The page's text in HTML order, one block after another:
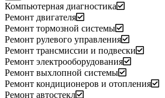
Компьютерная диагностика
Ремонт двигателя
Ремонт тормозной системы
Ремонт рулевого управления
Ремонт трансмиссии и подвески
Ремонт электрооборудования
Ремонт выхлопной системы
Ремонт кондиционеров и отопления
Ремонт автостекл